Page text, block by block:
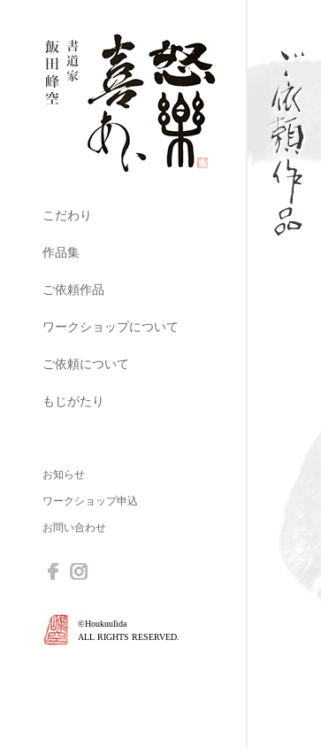
こだわり
作品集
ご依頼作品
ワークショップについて
ご依頼について
もじがたり
お知らせ
ワークショップ申込
お問い合わせ
©HoukuuIida
ALL RIGHTS RESERVED.